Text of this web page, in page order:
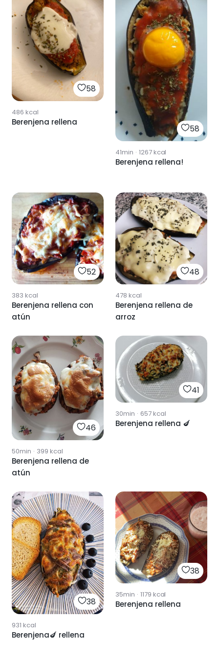
58
486 kcal
Berenjena rellena
58
41min · 1267kcal
Berenjena rellena!
52
383 kcal
Berenjena rellena con
atún
48
478 kcal
Berenjena rellena de
arroz
46
50min · 399 kcal
Berenjena rellena de
atún
41
30min · 657kcal
Berenjena rellena 🍆
38
931 kcal
Berenjena🍆 rellena
38
35min · 1179 kcal
Berenjena rellena